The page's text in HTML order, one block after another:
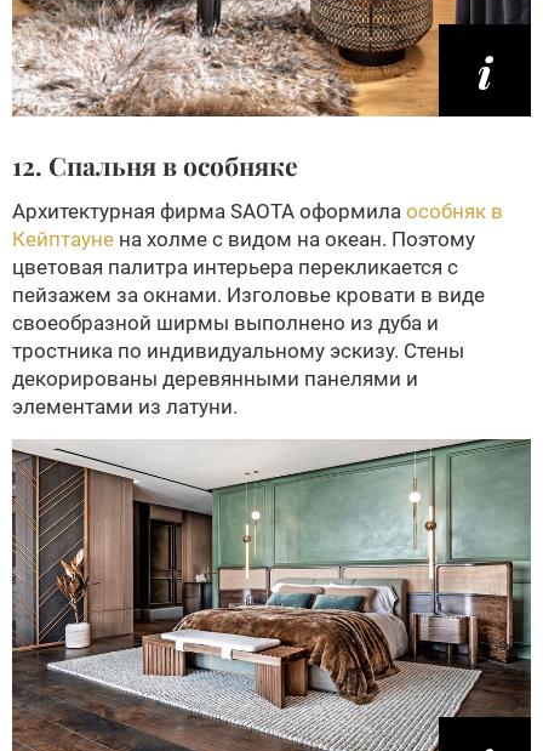
12. Спальня в особняке
Архитектурная фирма SAOTA оформила особняк в
Кейптауне на холме с видом на океан. Поэтому
цветовая палитра интерьера перекликается с
пейзажем за окнами. Изголовье кровати в виде
своеобразной ширмы выполнено из дуба и
тростника по индивидуальному эскизу. Стены
декорированы деревянными панелями и
элементами из латуни.